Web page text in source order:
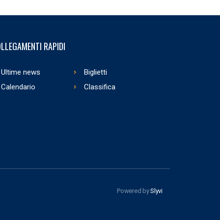
RAPIDI
Ultime news
Biglietti
Calendario
Classifica
Powered bySlyvi